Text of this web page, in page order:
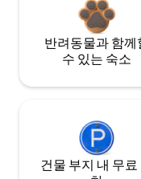
반려동물과 함께
수 있는 숙소
건물 부지 내 무료